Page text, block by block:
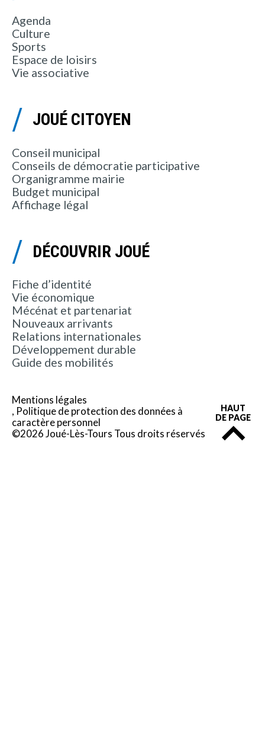
Agenda
Culture
Sports
Espace de loisirs
Vie associative
JOUÉ CITOYEN
Conseil municipal
Conseils de démocratie participative
Organigramme mairie
Budget municipal
Affichage légal
DÉCOUVRIR JOUÉ
Fiche d’identité
Vie économique
Mécénat et partenariat
Nouveaux arrivants
Relations internationales
Développement durable
Guide des mobilités
Mentions légales
Politique de protection des données à
caractère personnel
©2026 Joué-Lès-Tours Tous droits réservés
HAUT
DE PAGE